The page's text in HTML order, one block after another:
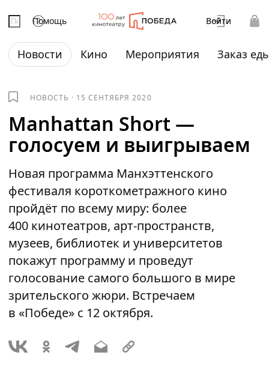
Помощь Войти
Новости Кино Мероприятия Заказ
НОВОСТЬ · 15 СЕНТЯБРЯ 2020
Manhattan Short —
голосуем и выигрываем
Новая программа Манхэттенского
фестиваля короткометражного кино
пройдёт по всему миру: более
400 кинотеатров, арт-пространств,
музеев, библиотек и университетов
покажут программу и проведут
голосование самого большого в мире
зрительского жюри. Встречаем
в «Победе» с 12 октября.